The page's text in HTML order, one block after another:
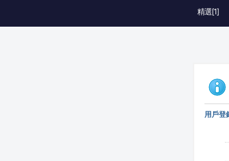
精選[1]
用戶登